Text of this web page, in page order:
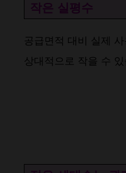
작은 실평수
공급면적 대비 실제
상대적으로 작을 수